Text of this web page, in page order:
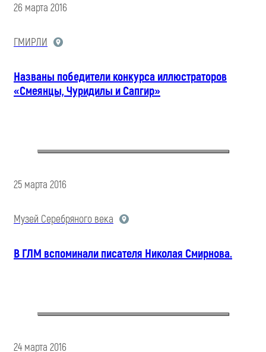
26 марта 2016
ГМИРЛИ
Названы победители конкурса иллюстраторов
«Смеянцы, Чуридилы и Сапгир»
25 марта 2016
Музей Серебряного века
В ГЛМ вспоминали писателя Николая Смирнова.
24 марта 2016